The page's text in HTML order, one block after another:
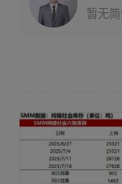
暂无